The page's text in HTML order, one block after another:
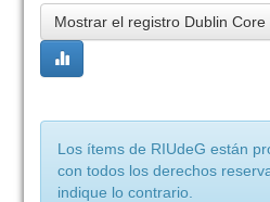
Mostrar el registro Dublin
Los ítems de RIUdeG están
con todos los derechos
indique lo contrario.